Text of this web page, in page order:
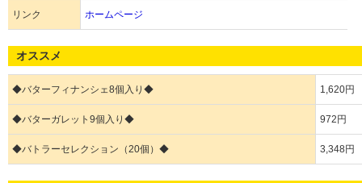
リンク ホームページ
オススメ
◆バターフィナンシェ8個入り◆ 1,620円
◆バターガレット9個入り◆ 972円
◆バトラーセレクション（20個）◆ 3,348円